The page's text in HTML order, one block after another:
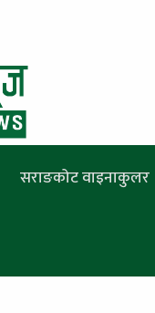
सराङकोट वाइनाकुलर